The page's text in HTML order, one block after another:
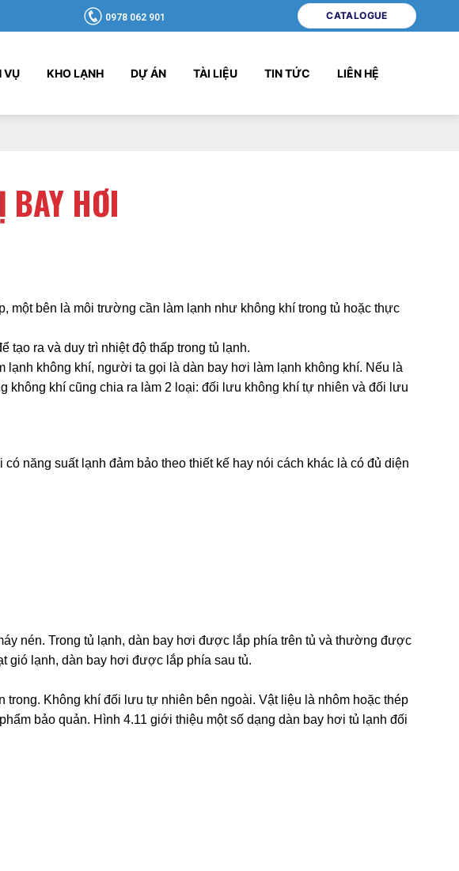
0978 062 901 CATALOGUE
VỤ KHO LẠNH DỰ ÁN TÀI LIỆU TIN TỨC LIÊN HỆ
BAY HƠI
một bên là môi trường cần làm lạnh như không khí trong tủ hoặc thực
tạo ra và duy trì nhiệt độ thấp trong tủ lạnh.
không khí, người ta gọi là dàn bay hơi làm lạnh không khí. Nếu là
khí cũng chia ra làm 2 loại: đối lưu không khí tự nhiên và đối lưu
năng suất lạnh đảm bảo theo thiết kế hay nói cách khác là có đủ diện
nén. Trong tủ lạnh, dàn bay hơi được lắp phía trên tủ và thường được
gió lạnh, dàn bay hơi được lắp phía sau tủ.
Không khí đối lưu tự nhiên bên ngoài. Vật liệu là nhôm hoặc thép
bảo quản. Hình 4.11 giới thiệu một số dạng dàn bay hơi tủ lạnh đối